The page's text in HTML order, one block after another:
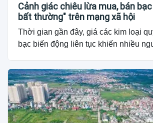
Cảnh giác chiêu lừa mua, bán
bất thường" trên mạng xã hội
Thời gian gần đây, giá các kim loại
bạc biến động liên tục khiến nhiều